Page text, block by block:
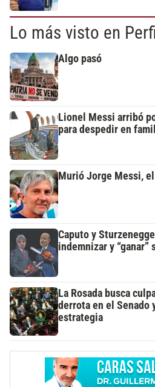
Lo más visto en Perfil
Algo pasó
Lionel Messi arribó
para despedir en
Murió Jorge Messi,
Caputo y
indemnizar y
La Rosada busca
derrota en el Senado
estrategia